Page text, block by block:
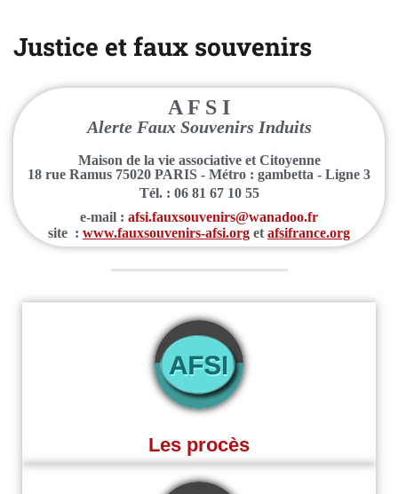
Justice et faux souvenirs
A F S I
Alerte Faux Souvenirs Induits
Maison de la vie associative et Citoyenne
18 rue Ramus 75020 PARIS - Métro : gambetta - Ligne 3
Tél. : 06 81 67 10 55
e-mail : afsi.fauxsouvenirs@wanadoo.fr
site : www.fauxsouvenirs-afsi.org et afsifrance.org
Les procès